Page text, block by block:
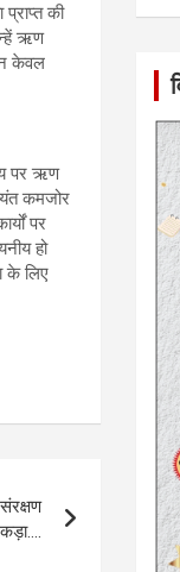
की
ऋण
न केवल
पर ऋण
कमजोर
पर
हो
के लिए